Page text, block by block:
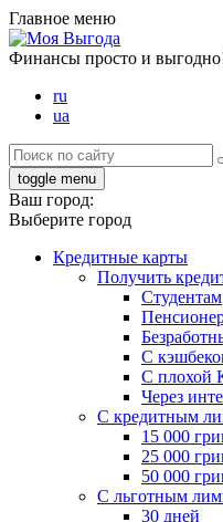
Главное меню
Финансы просто и
ru
ua
toggle menu
Ваш город:
Выберите город
Кредитные карты
Получить
Студентам
С
С плохой
Через
С кредитным
15 000
25 000
50 000
С льготным
30 дней